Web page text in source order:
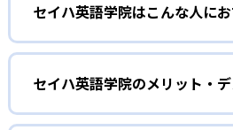
セイハ英語学院では、日本人講師
の専門性を生かして同時に授業を
文法や日本語での解説を通して子
し、外国人講師はネイティブの発
行う。双方向のアクティブラーニ
が主体的に英語を使う機会を多く
セイハ英語学院はこんな人に
幼児
リスニングの基礎を
外国人講師によるフォニックス（
セイハ英語学院のメリット・
どんなメリット